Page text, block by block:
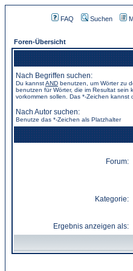
FAQ Suchen
Foren-Übersicht
Nach Begriffen suchen:
Du kannstAND benutzen, um Wörter zu
benutzen für Wörter, die im Resultat sein
vorkommen sollen. Das *-Zeichen kannst
Nach Autor suchen:
Benutze das *-Zeichen als Platzhalter
Forum:
Kategorie:
Ergebnis anzeigen als: